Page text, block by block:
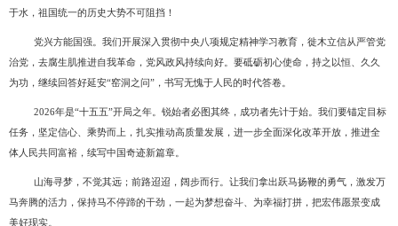
于水，祖国统一的历史大势不可阻挡！
党兴方能国强。我们开展深入贯彻中央八项规定精神学习教育，徙木立信从严管党
治党，去腐生肌推进自我革命，党风政风持续向好。要砥砺初心使命，持之以恒、久久
为功，继续回答好延安“窑洞之问”，书写无愧于人民的时代答卷。
2026年是“十五五”开局之年。锐始者必图其终，成功者先计于始。我们要锚定目标
任务，坚定信心、乘势而上，扎实推动高质量发展，进一步全面深化改革开放，推进全
体人民共同富裕，续写中国奇迹新篇章。
山海寻梦，不觉其远；前路迢迢，阔步而行。让我们拿出跃马扬鞭的勇气，激发万
马奔腾的活力，保持马不停蹄的干劲，一起为梦想奋斗、为幸福打拼，把宏伟愿景变成
美好现实。